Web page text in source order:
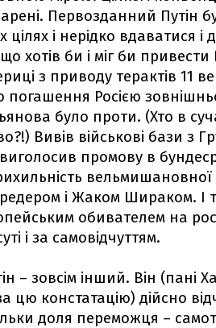
Первозданний Путін
цілях і нерідко вдаватися
хотів би і міг би
з приводу терактів 11
погашення Росією
було проти. (Хто в
Вивів військові бази з
промову в
вельмишановної
і Жаком Шираком. І
обивателем на
і за самовідчуттям.
– зовсім інший. Він (пані
цю констатацію) дійсно
доля переможця –